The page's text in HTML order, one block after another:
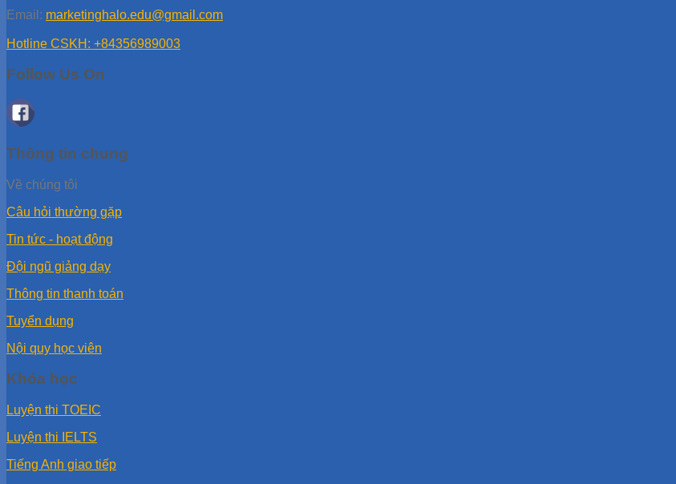
Email: marketinghalo.edu@gmail.com
Hotline CSKH: +84356989003
Follow Us On
Thông tin chung
Về chúng tôi
Câu hỏi thường gặp
Tin tức - hoạt động
Đội ngũ giảng dạy
Thông tin thanh toán
Tuyển dụng
Nội quy học viên
Khóa học
Luyện thi TOEIC
Luyện thi IELTS
Tiếng Anh giao tiếp